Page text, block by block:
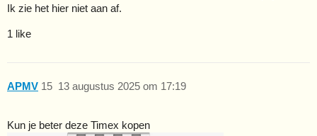
Ik zie het hier niet aan af.
1 like
APMV 13 augustus 2025 om 17:19
15
Kun je beter deze Timex kopen